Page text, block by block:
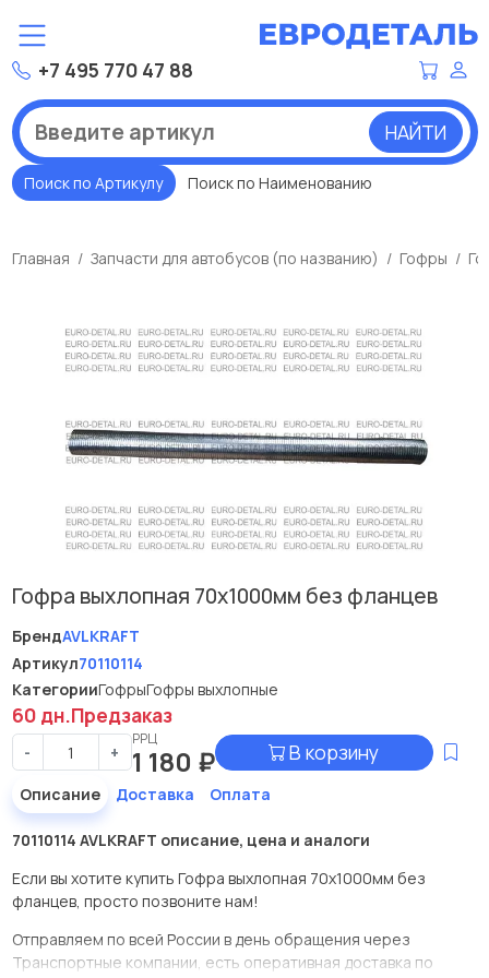
+7 495 770 47 88
НАЙТИ
Поиск по Артикулу Поиск по Наименованию
Главная Запчасти для автобусов (по названию) Гофры
Гофра выхлопная 70x1000мм без фланцев
БрендAVLKRAFT
Артикул70110114
КатегорииГофрыГофры выхлопные
60 дн.Предзаказ
- +
РРЦ
1 180 ₽ В корзину
Описание Доставка Оплата
70110114 AVLKRAFT описание, цена и аналоги
Если вы хотите купить Гофра выхлопная 70x1000мм без
фланцев, просто позвоните нам!
Отправляем по всей России в день обращения через
Транспортные компании, есть оперативная доставка по